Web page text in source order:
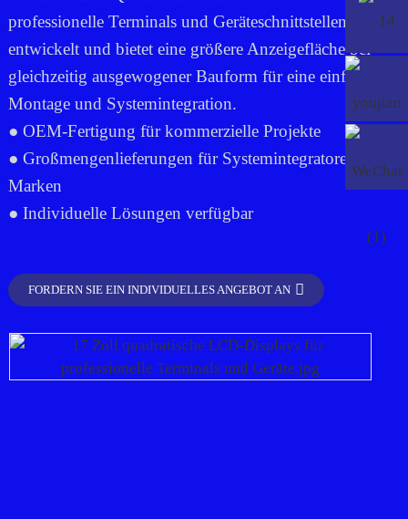
professionelle Terminals und Geräteschnittstellen
entwickelt und bietet eine größere Anzeigefläche bei
gleichzeitig ausgewogener Bauform für eine einfachere
Montage und Systemintegration.
● OEM-Fertigung für kommerzielle Projekte
● Großmengenlieferungen für Systemintegratoren und
Marken
● Individuelle Lösungen verfügbar
FORDERN SIE EIN INDIVIDUELLES ANGEBOT AN